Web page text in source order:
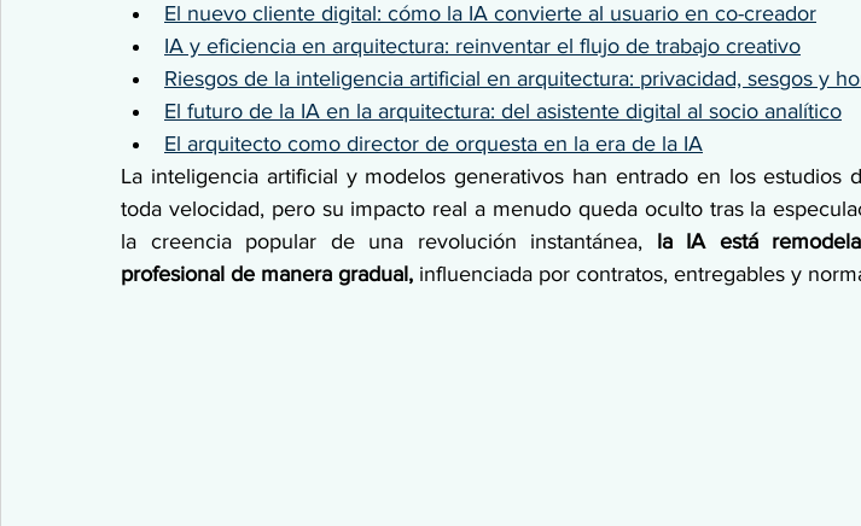
El nuevo cliente digital: cómo la IA convierte al usuario en co-creador
IA y eficiencia en arquitectura: reinventar el flujo de trabajo creativo
Riesgos de la inteligencia artificial en arquitectura: privacidad, sesgos y
El futuro de la IA en la arquitectura: del asistente digital al socio analítico
El arquitecto como director de orquesta en la era de la IA
La inteligencia artificial y modelos generativos han entrado en los estudios
toda velocidad, pero su impacto real a menudo queda oculto tras la
la creencia popular de una revolución instantánea, la IA está
profesional de manera gradual, influenciada por contratos, entregables y